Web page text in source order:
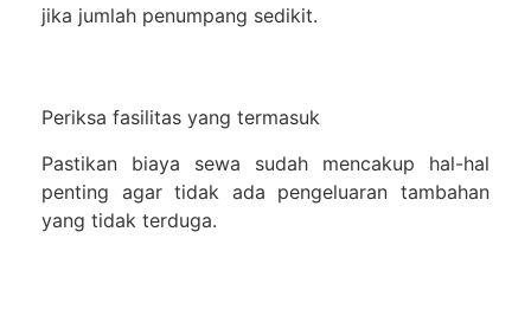
jika jumlah penumpang sedikit.
Periksa fasilitas yang termasuk
Pastikan biaya sewa sudah mencakup hal-hal
penting agar tidak ada pengeluaran tambahan
yang tidak terduga.